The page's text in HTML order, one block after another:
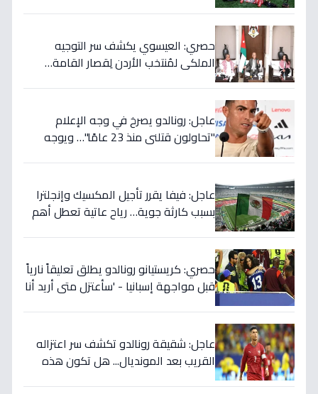
حصري: العيسوي يكشف سر التوجيه
الملكي لمُنتخب الأردن لِقصار القامة…
عاجل: رونالدو يصرخ في وجه الإعلام
"تحاولون قتلني منذ 23 عامًا"… ويوجه
عاجل: فيفا يقرر تأجيل المكسيك وإنجلترا
بسبب كارثة جوية… رياح عاتية تعطل أهم
حصري: كريستيانو رونالدو يطلق تعليقاً نارياً
قبل مواجهة إسبانيا - 'سأعتزل متى أريد أنا
عاجل: شقيقة رونالدو تكشف سر اعتزاله
القريب بعد المونديال... هل تكون هذه